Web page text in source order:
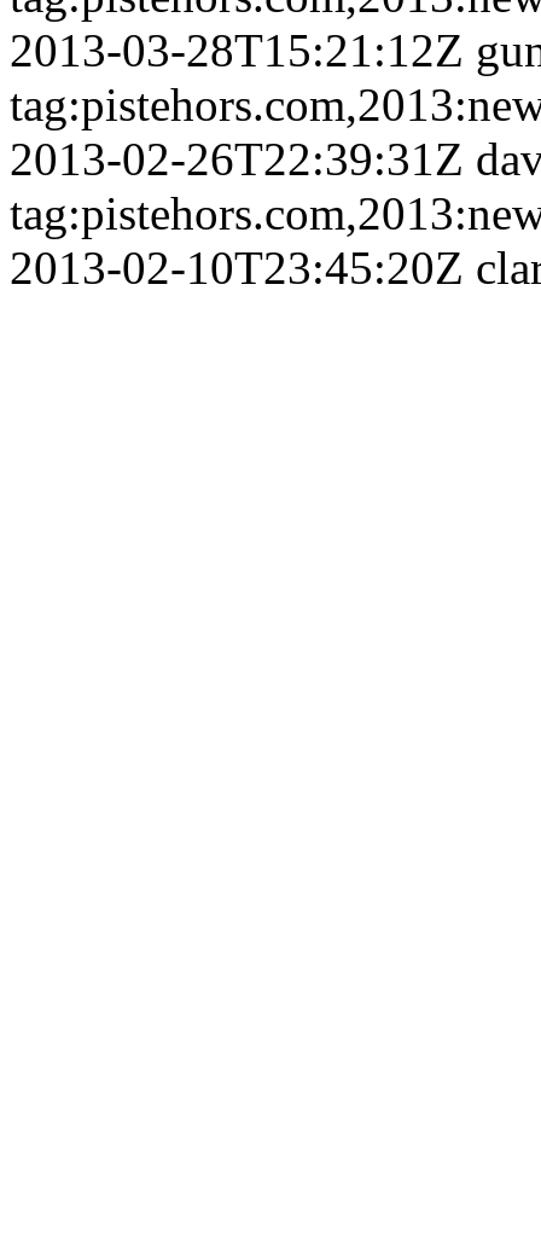
2013-03-28T15:21:12Z
2013-02-26T22:39:31Z
2013-02-10T23:45:20Z